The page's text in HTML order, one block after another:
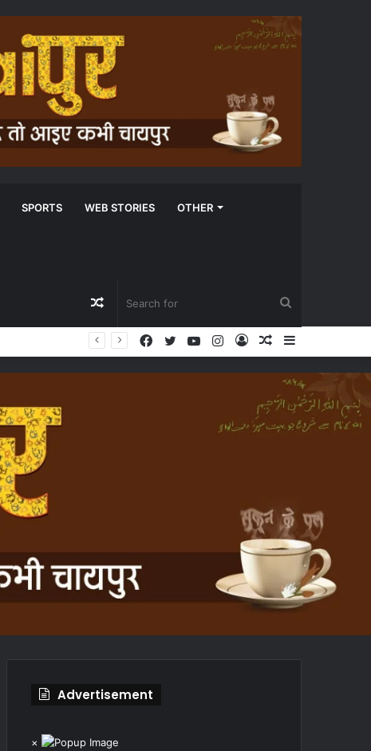
SPORTS WEB STORIES OTHER
for
Random
Article
Sidebar
Random
Log
Instagram
YouTube
Twitter
Facebook
Advertisement
×